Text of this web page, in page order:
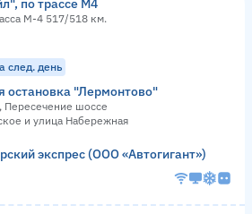
по трассе М4
М-4 517/518 км.
след. день
остановка "Лермонтово"
Пересечение шоссе
и улица Набережная
экспрес (ООО «Автогигант»)